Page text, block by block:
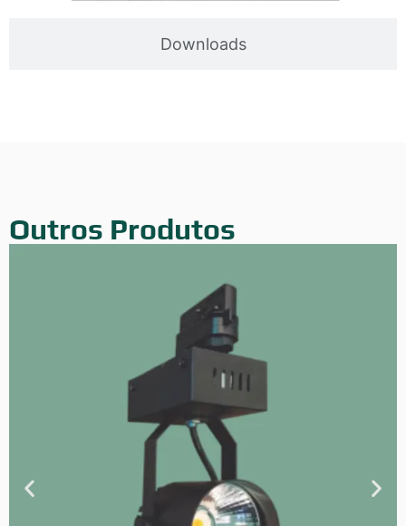
Downloads
Outros Produtos